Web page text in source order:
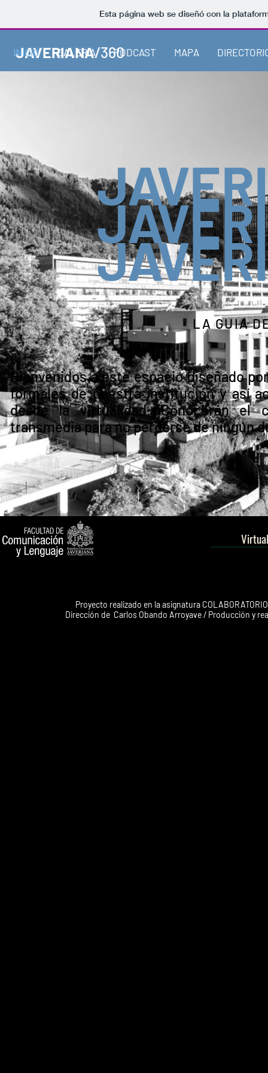
Esta página web se diseñó con la
JAVERIANA/360
INICIO GALERIA PODCAST MAPA
LA GUIA
Bienvenidos a este espacio diseñado
formales de nuestra institución y así
desde la virtualidad. Conocerán el
transmedia para no perderse de ningún
Proyecto realizado en la asignatura
Dirección de Carlos Obando Arroyave/ Producción y